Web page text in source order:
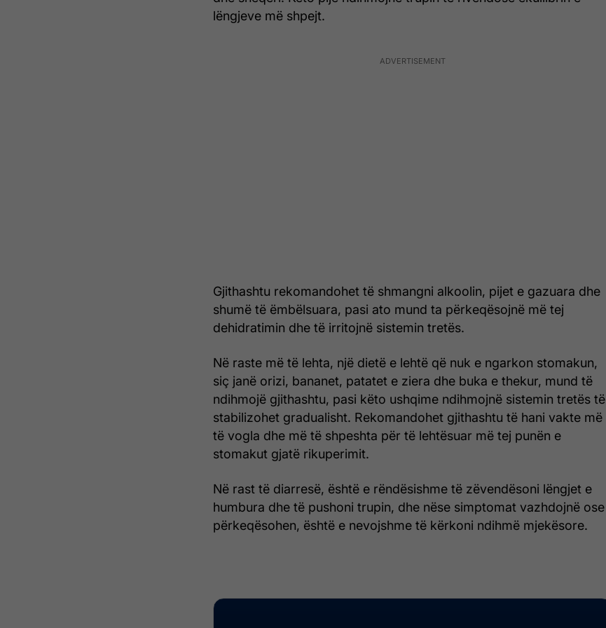
lëngjeve më shpejt.
Gjithashtu rekomandohet të shmangni alkoolin, pijet e gazuara dhe
shumë të ëmbëlsuara, pasi ato mund ta përkeqësojnë më tej
dehidratimin dhe të irritojnë sistemin tretës.
Në raste më të lehta, një dietë e lehtë që nuk e ngarkon stomakun,
siç janë orizi, bananet, patatet e ziera dhe buka e thekur, mund të
ndihmojë gjithashtu, pasi këto ushqime ndihmojnë sistemin tretës të
stabilizohet gradualisht. Rekomandohet gjithashtu të hani vakte më
të vogla dhe më të shpeshta për të lehtësuar më tej punën e
stomakut gjatë rikuperimit.
Në rast të diarresë, është e rëndësishme të zëvendësoni lëngjet e
humbura dhe të pushoni trupin, dhe nëse simptomat vazhdojnë ose
përkeqësohen, është e nevojshme të kërkoni ndihmë mjekësore.